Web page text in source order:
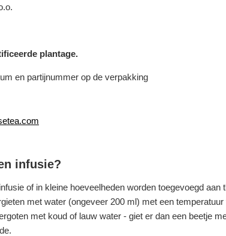
plantage.
en partijnummer op de verpakking
infusie?
of in kleine hoeveelheden worden toegevoegd
met water (ongeveer 200 ml) met een
met koud of lauw water - giet er dan een beetje